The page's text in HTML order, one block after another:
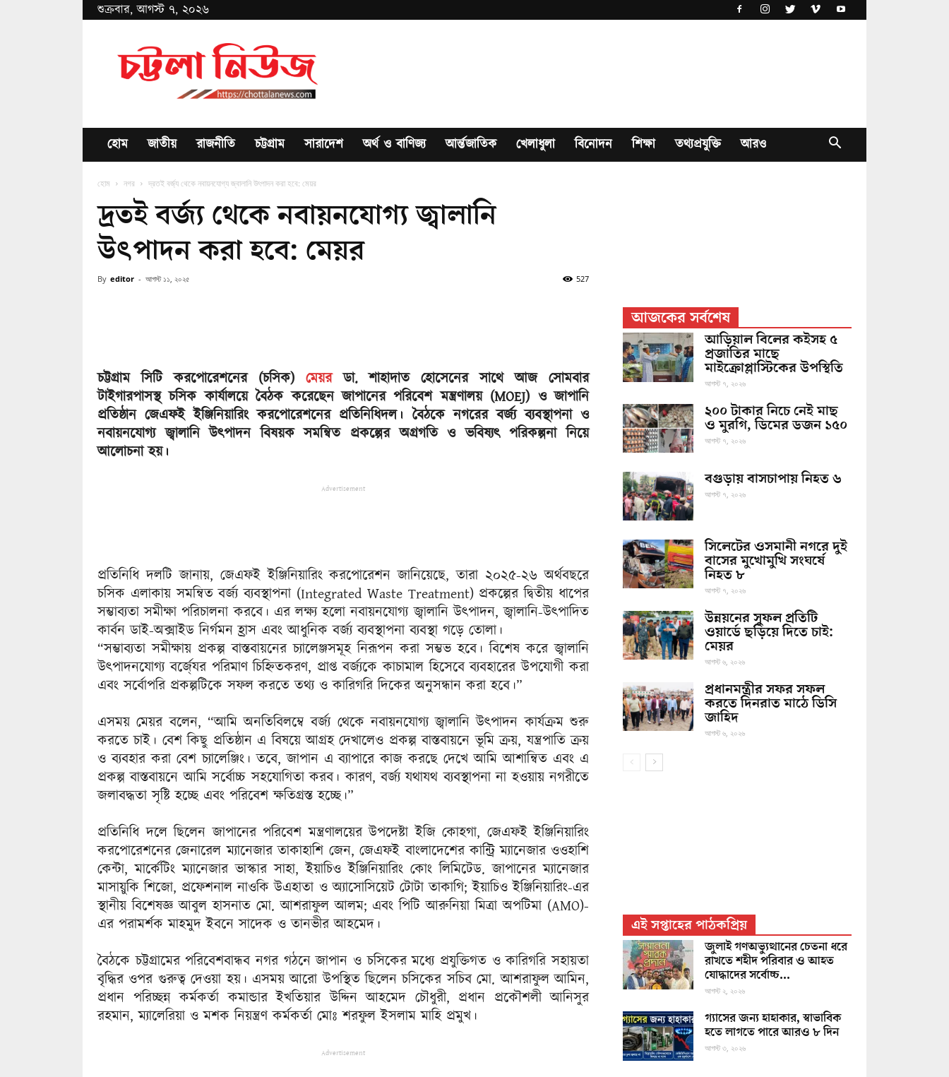
শুক্রবার, আগস্ট ৭, ২০২৬
Chottala
News
হোম জাতীয় রাজনীতি চট্টগ্রাম সারাদেশ অর্থ ও বাণিজ্য আর্ন্তজাতিক খেলাধুলা বিনোদন শিক্ষা তথ্যপ্রযুক্তি আরও
হোম নগর দ্রতই বর্জ্য থেকে নবায়নযোগ্য জ্বালানি উৎপাদন করা হবে: মেয়র
দ্রতই বর্জ্য থেকে নবায়নযোগ্য জ্বালানি
উৎপাদন করা হবে: মেয়র
By editor - আগস্ট ১১, ২০২৫ 527
চট্টগ্রাম সিটি করপোরেশনের (চসিক) মেয়রডা. শাহাদাত হোসেনের সাথে আজ সোমবার
টাইগারপাসস্থ চসিক কার্যালয়ে বৈঠক করেছেন জাপানের পরিবেশ মন্ত্রণালয় (MOEJ) ও জাপানি
প্রতিষ্ঠান জেএফই ইঞ্জিনিয়ারিং করপোরেশনের প্রতিনিধিদল। বৈঠকে নগরের বর্জ্য ব্যবস্থাপনা ও
নবায়নযোগ্য জ্বালানি উৎপাদন বিষয়ক সমন্বিত প্রকল্পের অগ্রগতি ও ভবিষ্যৎ পরিকল্পনা নিয়ে
আলোচনা হয়।
Advertisement
প্রতিনিধি দলটি জানায়, জেএফই ইঞ্জিনিয়ারিং করপোরেশন জানিয়েছে, তারা ২০২৫-২৬ অর্থবছরে
চসিক এলাকায় সমন্বিত বর্জ্য ব্যবস্থাপনা (Integrated Waste Treatment) প্রকল্পের দ্বিতীয় ধাপের
সম্ভাব্যতা সমীক্ষা পরিচালনা করবে। এর লক্ষ্য হলো নবায়নযোগ্য জ্বালানি উৎপাদন, জ্বালানি-উৎপাদিত
কার্বন ডাই-অক্সাইড নির্গমন হ্রাস এবং আধুনিক বর্জ্য ব্যবস্থাপনা ব্যবস্থা গড়ে তোলা।
“সম্ভাব্যতা সমীক্ষায় প্রকল্প বাস্তবায়নের চ্যালেঞ্জসমূহ নিরূপন করা সম্ভভ হবে। বিশেষ করে জ্বালানি
উৎপাদনযোগ্য বর্জে্যর পরিমাণ চিহ্নিতকরণ, প্রাপ্ত বর্জ্যকে কাচামাল হিসেবে ব্যবহারের উপযোগী করা
এবং সর্বোপরি প্রকল্পটিকে সফল করতে তথ্য ও কারিগরি দিকের অনুসন্ধান করা হবে।”
এসময় মেয়র বলেন, “আমি অনতিবিলম্বে বর্জ্য থেকে নবায়নযোগ্য জ্বালানি উৎপাদন কার্যক্রম শুরু
করতে চাই। বেশ কিছু প্রতিষ্ঠান এ বিষয়ে আগ্রহ দেখালেও প্রকল্প বাস্তবায়নে ভূমি ক্রয়, যন্ত্রপাতি ক্রয়
ও ব্যবহার করা বেশ চ্যালেঞ্জিং। তবে, জাপান এ ব্যাপারে কাজ করছে দেখে আমি আশান্বিত এবং এ
প্রকল্প বাস্তবায়নে আমি সর্বোচ্চ সহযোগিতা করব। কারণ, বর্জ্য যথাযথ ব্যবস্থাপনা না হওয়ায় নগরীতে
জলাবদ্ধতা সৃষ্টি হচ্ছে এবং পরিবেশ ক্ষতিগ্রস্ত হচ্ছে।”
প্রতিনিধি দলে ছিলেন জাপানের পরিবেশ মন্ত্রণালয়ের উপদেষ্টা ইজি কোহগা, জেএফই ইঞ্জিনিয়ারিং
করপোরেশনের জেনারেল ম্যানেজার তাকাহাশি জেন, জেএফই বাংলাদেশের কান্ট্রি ম্যানেজার ওওহাশি
কেন্টা, মার্কেটিং ম্যানেজার ভাস্কার সাহা, ইয়াচিও ইঞ্জিনিয়ারিং কোং লিমিটেড. জাপানের ম্যানেজার
মাসায়ুকি শিজো, প্রফেশনাল নাওকি উএহাতা ও অ্যাসোসিয়েট টোটা তাকাগি; ইয়াচিও ইঞ্জিনিয়ারিং-এর
স্থানীয় বিশেষজ্ঞ আবুল হাসনাত মো. আশরাফুল আলম; এবং পিটি আরুনিয়া মিত্রা অপটিমা (AMO)-
এর পরামর্শক মাহমুদ ইবনে সাদেক ও তানভীর আহমেদ।
বৈঠকে চট্টগ্রামের পরিবেশবান্ধব নগর গঠনে জাপান ও চসিকের মধ্যে প্রযুক্তিগত ও কারিগরি সহায়তা
বৃদ্ধির ওপর গুরুত্ব দেওয়া হয়। এসময় আরো উপস্থিত ছিলেন চসিকের সচিব মো. আশরাফুল আমিন,
প্রধান পরিচ্ছন্ন কর্মকর্তা কমান্ডার ইখতিয়ার উদ্দিন আহমেদ চৌধুরী, প্রধান প্রকৌশলী আনিসুর
রহমান, ম্যালেরিয়া ও মশক নিয়ন্ত্রণ কর্মকর্তা মোঃ শরফুল ইসলাম মাহি প্রমুখ।
Advertisement
আজকের সর্বশেষ
আড়িয়াল বিলের কইসহ ৫
প্রজাতির মাছে
মাইক্রোপ্লাস্টিকের উপস্থিতি
আগস্ট ৭, ২০২৬
২০০ টাকার নিচে নেই মাছ
ও মুরগি, ডিমের ডজন ১৫০
আগস্ট ৭, ২০২৬
বগুড়ায় বাসচাপায় নিহত ৬
আগস্ট ৭, ২০২৬
সিলেটের ওসমানী নগরে দুই
বাসের মুখোমুখি সংঘর্ষে
নিহত ৮
আগস্ট ৭, ২০২৬
উন্নয়নের সুফল প্রতিটি
ওয়ার্ডে ছড়িয়ে দিতে চাই:
মেয়র
আগস্ট ৬, ২০২৬
প্রধানমন্ত্রীর সফর সফল
করতে দিনরাত মাঠে ডিসি
জাহিদ
আগস্ট ৬, ২০২৬
এই সপ্তাহের পাঠকপ্রিয়
জুলাই গণঅভ্যুত্থানের চেতনা ধরে
রাখতে শহীদ পরিবার ও আহত
যোদ্ধাদের সর্বোচ্চ...
আগস্ট ২, ২০২৬
গ্যাসের জন্য হাহাকার, স্বাভাবিক
হতে লাগতে পারে আরও ৮ দিন
আগস্ট ৩, ২০২৬